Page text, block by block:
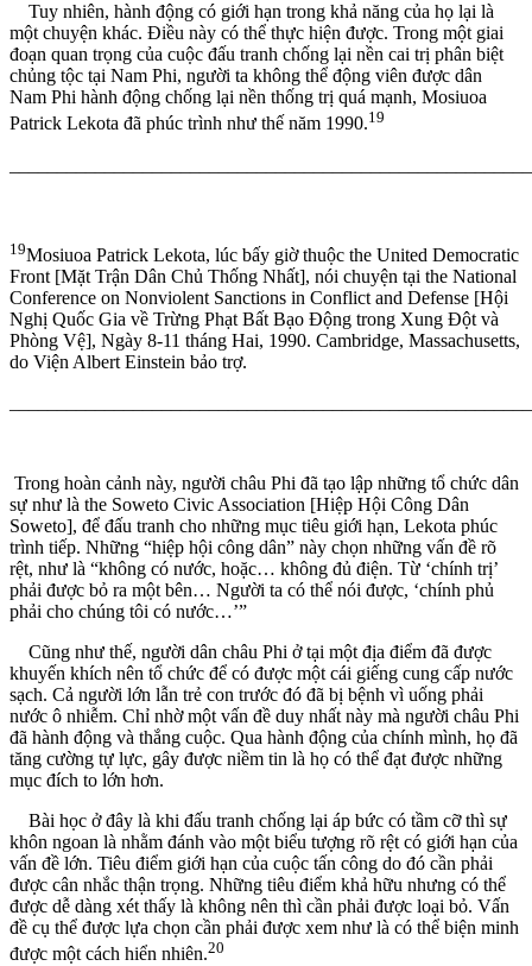
Tuy nhiên, hành động có giới hạn trong khả năng của họ lại là
một chuyện khác. Điều này có thể thực hiện được. Trong một giai
đoạn quan trọng của cuộc đấu tranh chống lại nền cai trị phân biệt
chủng tộc tại Nam Phi, người ta không thể động viên được dân
Nam Phi hành động chống lại nền thống trị quá mạnh, Mosiuoa
Patrick Lekota đã phúc trình như thế năm 1990.19
19Mosiuoa Patrick Lekota, lúc bấy giờ thuộc the United Democratic
Front [Mặt Trận Dân Chủ Thống Nhất], nói chuyện tại the National
Conference on Nonviolent Sanctions in Conflict and Defense [Hội
Nghị Quốc Gia về Trừng Phạt Bất Bạo Động trong Xung Đột và
Phòng Vệ], Ngày 8-11 tháng Hai, 1990. Cambridge, Massachusetts,
do Viện Albert Einstein bảo trợ.
Trong hoàn cảnh này, người châu Phi đã tạo lập những tổ chức dân
sự như là the Soweto Civic Association [Hiệp Hội Công Dân
Soweto], để đấu tranh cho những mục tiêu giới hạn, Lekota phúc
trình tiếp. Những “hiệp hội công dân” này chọn những vấn đề rõ
rệt, như là “không có nước, hoặc… không đủ điện. Từ ‘chính trị’
phải được bỏ ra một bên… Người ta có thể nói được, ‘chính phủ
phải cho chúng tôi có nước…’”
Cũng như thế, người dân châu Phi ở tại một địa điểm đã được
khuyến khích nên tổ chức để có được một cái giếng cung cấp nước
sạch. Cả người lớn lẫn trẻ con trước đó đã bị bệnh vì uống phải
nước ô nhiễm. Chỉ nhờ một vấn đề duy nhất này mà người châu Phi
đã hành động và thắng cuộc. Qua hành động của chính mình, họ đã
tăng cường tự lực, gây được niềm tin là họ có thể đạt được những
mục đích to lớn hơn.
Bài học ở đây là khi đấu tranh chống lại áp bức có tầm cỡ thì sự
khôn ngoan là nhằm đánh vào một biểu tượng rõ rệt có giới hạn của
vấn đề lớn. Tiêu điểm giới hạn của cuộc tấn công do đó cần phải
được cân nhắc thận trọng. Những tiêu điểm khả hữu nhưng có thể
được dễ dàng xét thấy là không nên thì cần phải được loại bỏ. Vấn
đề cụ thể được lựa chọn cần phải được xem như là có thể biện minh
được một cách hiển nhiên.20